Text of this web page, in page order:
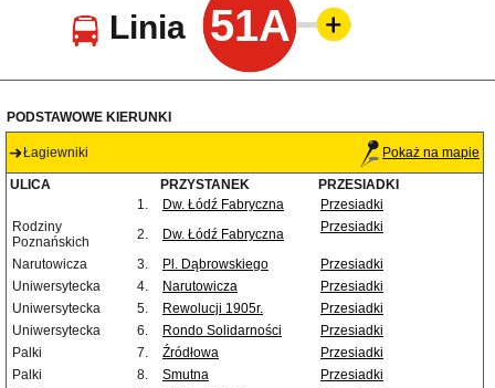
Linia 51A
PODSTAWOWE KIERUNKI
Łagiewniki Pokaż na mapie
ULICA PRZYSTANEK
PRZESIADKI
1.
Dw. Łódź Fabryczna
Przesiadki
Rodziny
Poznańskich
2. Dw. Łódź Fabryczna Przesiadki
Narutowicza 3. Pl. Dąbrowskiego
Przesiadki
Uniwersytecka
4. Narutowicza
Przesiadki
Uniwersytecka
5. Rewolucji 1905r.
Przesiadki
Uniwersytecka
6. Rondo Solidarności
Przesiadki
Palki
7. Źródłowa
Przesiadki
Palki
8. Smutna
Przesiadki